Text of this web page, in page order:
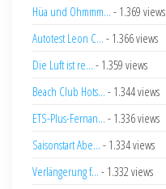
Hüa und Ohmmm... - 1.369 views
Autotest Leon C... - 1.366 views
Die Luft ist re... - 1.359 views
Beach Club Hots... - 1.344 views
ETS-Plus-Fernan... - 1.336 views
Saisonstart Abe... - 1.334 views
Verlängerung f... - 1.332 views